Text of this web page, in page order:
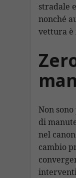
stradale
nonché
vettura è
Non
di
nel
cambio